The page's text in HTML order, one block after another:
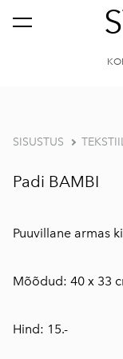
SISUSTUS
Padi BAMBI
Puuvillane armas
Mõõdud: 40 x 33
Hind: 15.-